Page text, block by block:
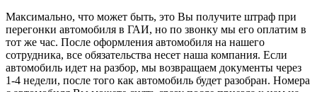
Максимально, что может быть, это Вы получите штраф при
перегонки автомобиля в ГАИ, но по звонку мы его оплатим в
тот же час. После оформления автомобиля на нашего
сотрудника, все обязательства несет наша компания. Если
автомобиль идет на разбор, мы возвращаем документы через
1-4 недели, после того как автомобиль будет разобран. Номера